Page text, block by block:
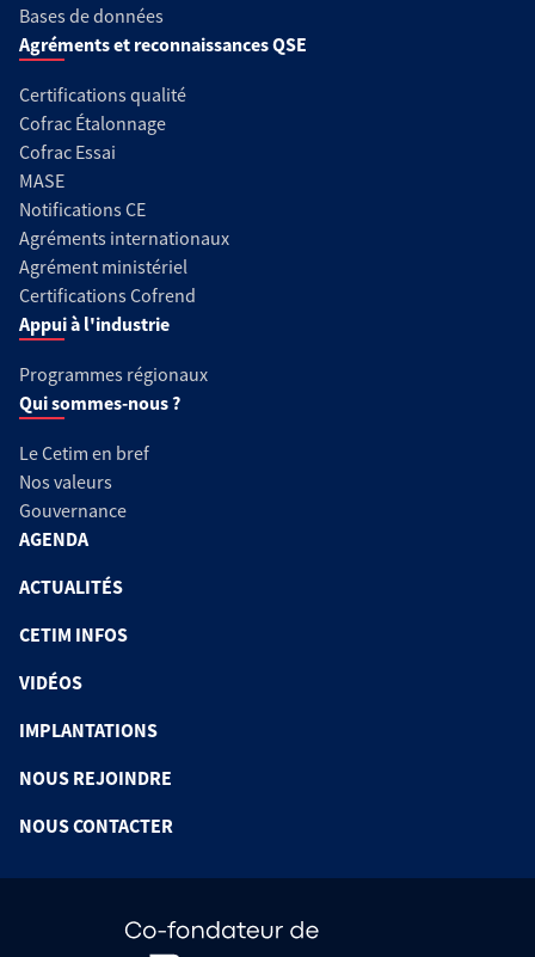
Bases de données
Agréments et reconnaissances QSE
Certifications qualité
Cofrac Étalonnage
Cofrac Essai
MASE
Notifications CE
Agréments internationaux
Agrément ministériel
Certifications Cofrend
Appui à l'industrie
Programmes régionaux
Qui sommes-nous ?
Le Cetim en bref
Nos valeurs
Gouvernance
AGENDA
ACTUALITÉS
CETIM INFOS
VIDÉOS
IMPLANTATIONS
NOUS REJOINDRE
NOUS CONTACTER